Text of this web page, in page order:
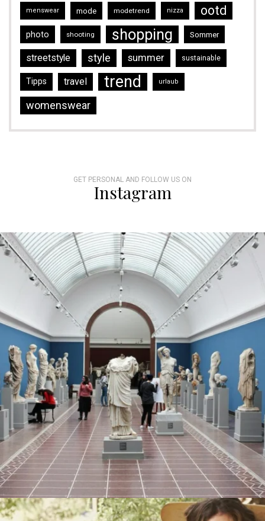
menswear mode modetrend nizza ootd
photo shooting shopping Sommer
streetstyle style summer sustainable
Tipps travel trend urlaub
womenswear
GET PERSONAL AND FOLLOW US ON
Instagram